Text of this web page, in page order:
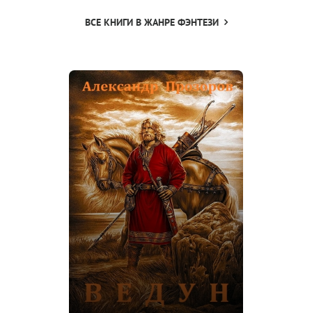
ВСЕ КНИГИ В ЖАНРЕ ФЭНТЕЗИ